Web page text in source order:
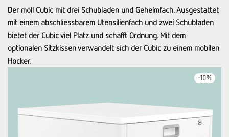
Der moll Cubic mit drei Schubladen und Geheimfach. Ausgestattet
mit einem abschliessbarem Utensilienfach und zwei Schubladen
bietet der Cubic viel Platz und schafft Ordnung. Mit dem
optionalen Sitzkissen verwandelt sich der Cubic zu einem mobilen
Hocker.
-10%